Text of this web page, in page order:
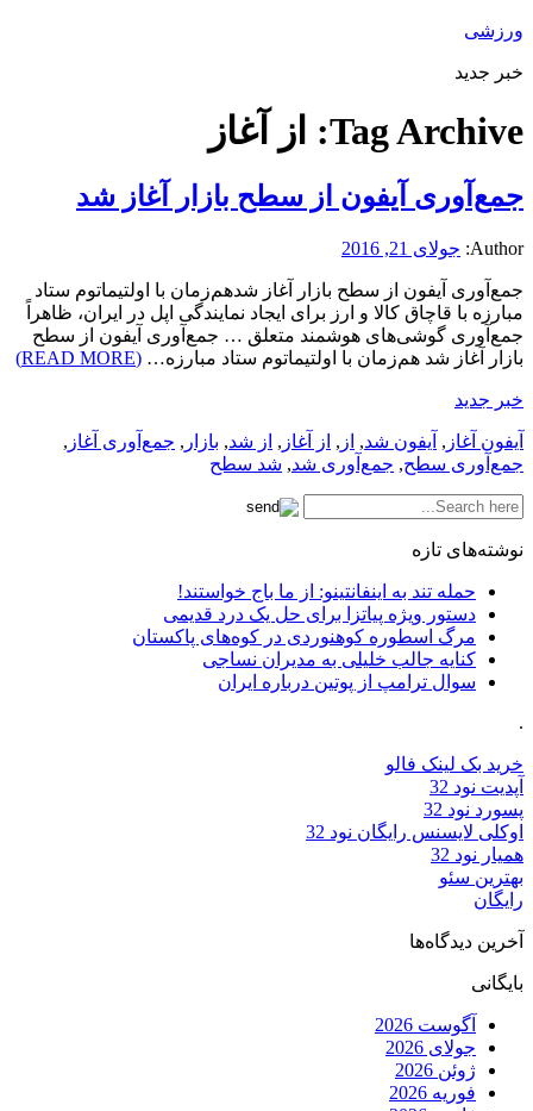
ورزشی
خبر جدید
Tag Archive: از آغاز
جمع‌آوری آیفون از سطح بازار آغاز شد
Author: جولای 21, 2016
جمع‌آوری آیفون از سطح بازار آغاز شدهم‌زمان با اولتیماتوم ستاد
مبارزه با قاچاق کالا و ارز برای ایجاد نمایندگی اپل در ایران، ظاهراً
جمع‌آوری گوشی‌های هوشمند متعلق … جمع‌آوری آیفون از سطح
بازار آغاز شد هم‌زمان با اولتیماتوم ستاد مبارزه… (READ MORE)
خبر جدید
آیفون آغاز , آیفون شد, از , از آغاز , از شد, بازار , جمع‌آوری آغاز ,
جمع‌آوری سطح, جمع‌آوری شد, شد سطح
نوشته‌های تازه
حمله تند به اینفانتینو: از ما باج خواستند!
دستور ویژه پیاتزا برای حل یک درد قدیمی
مرگ اسطوره کوهنوردی در کوه‌های پاکستان
کنایه جالب خلیلی به مدیران نساجی
سوال ترامپ از پوتین درباره ایران
.
خرید بک لینک فالو
آپدیت نود 32
پسورد نود 32
اوکلی لایسنس رایگان نود 32
همیار نود 32
بهترین سئو
رایگان
آخرین دیدگاه‌ها
بایگانی
آگوست 2026
جولای 2026
ژوئن 2026
فوریه 2026